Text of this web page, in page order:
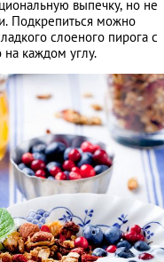
выпечку, но не
Подкрепиться можно
слоеного пирога с
каждом углу.